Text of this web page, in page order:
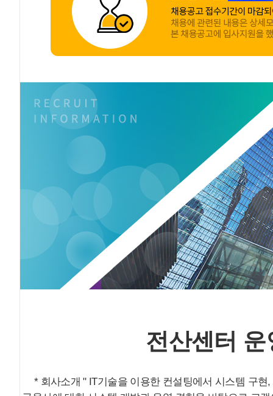
전산센터
* 회사소개 " IT기술을 이용한 컨설팅에서 시스템 구